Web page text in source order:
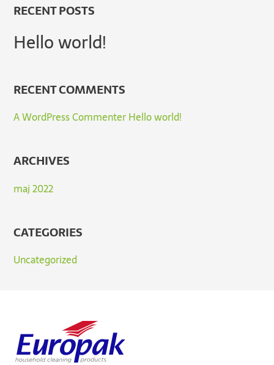
RECENT POSTS
Hello world!
RECENT COMMENTS
A WordPress CommenterHello world!
ARCHIVES
maj 2022
CATEGORIES
Uncategorized